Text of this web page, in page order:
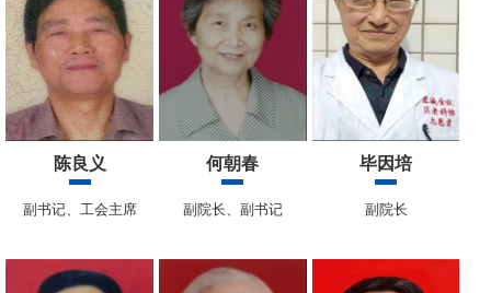
陈良义
副书记、工会主席
何朝春
副院长、副书记
毕因培
副院长